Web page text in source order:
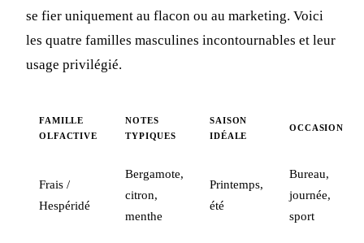
se fier uniquement au flacon ou au marketing. Voici
les quatre familles masculines incontournables et leur
usage privilégié.
FAMILLE
OLFACTIVE
NOTES
TYPIQUES
SAISON
IDÉALE
OCCASION
Frais /
Hespéridé
Bergamote,
citron,
menthe
Printemps,
été
Bureau,
journée,
sport